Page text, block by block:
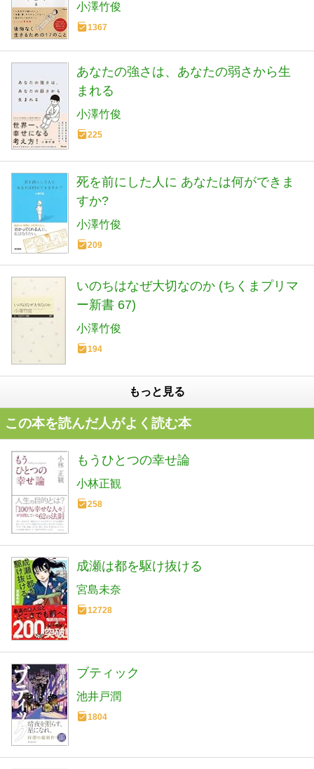
小澤竹俊
1367
あなたの強さは、あなたの弱さから生
まれる
小澤竹俊
225
死を前にした人に あなたは何ができま
すか?
小澤竹俊
209
いのちはなぜ大切なのか (ちくまプリマ
ー新書 67)
小澤竹俊
194
もっと見る
この本を読んだ人がよく読む本
もうひとつの幸せ論
小林正観
258
成瀬は都を駆け抜ける
宮島未奈
12728
ブティック
池井戸潤
1804